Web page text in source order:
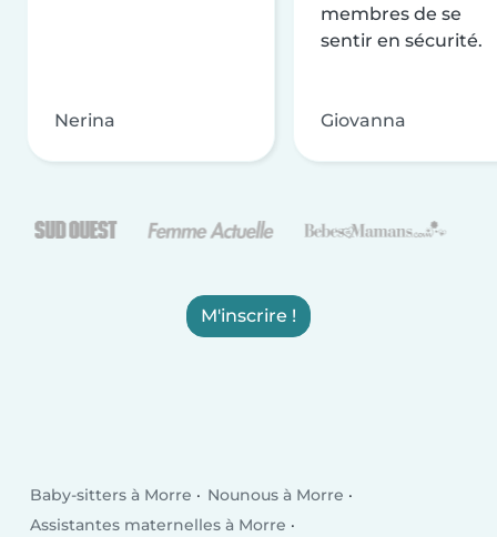
Nerina
membres de se
sentir en sécurité.
Giovanna
M'inscrire !
Baby-sitters à Morre
Nounous à Morre
Assistantes maternelles à Morre